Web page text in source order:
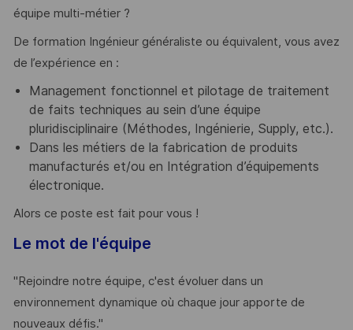
équipe multi-métier ?
De formation Ingénieur généraliste ou équivalent, vous avez
de l’expérience en :
Management fonctionnel et pilotage de traitement
de faits techniques au sein d’une équipe
pluridisciplinaire (Méthodes, Ingénierie, Supply, etc.).
Dans les métiers de la fabrication de produits
manufacturés et/ou en Intégration d’équipements
électronique.
Alors ce poste est fait pour vous !
Le mot de l'équipe
"Rejoindre notre équipe, c'est évoluer dans un
environnement dynamique où chaque jour apporte de
nouveaux défis."